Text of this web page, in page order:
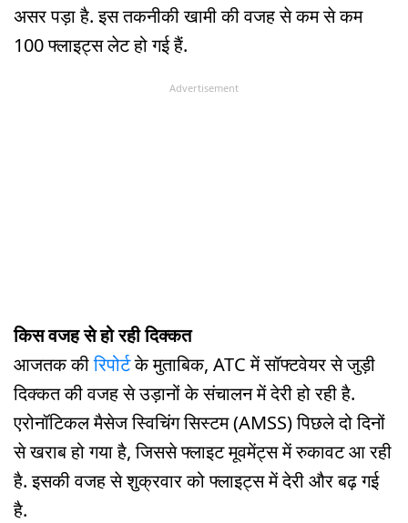
असर पड़ा है. इस तकनीकी खामी की वजह से कम से कम
100 फ्लाइट्स लेट हो गई हैं.
Advertisement
किस वजह से हो रही दिक्कत
आजतक कीरिपोर्टके मुताबिक, ATC में सॉफ्टवेयर से जुड़ी
दिक्कत की वजह से उड़ानों के संचालन में देरी हो रही है.
एरोनॉटिकल मैसेज स्विचिंग सिस्टम (AMSS) पिछले दो दिनों
से खराब हो गया है, जिससे फ्लाइट मूवमेंट्स में रुकावट आ रही
है. इसकी वजह से शुक्रवार को फ्लाइट्स में देरी और बढ़ गई
है.